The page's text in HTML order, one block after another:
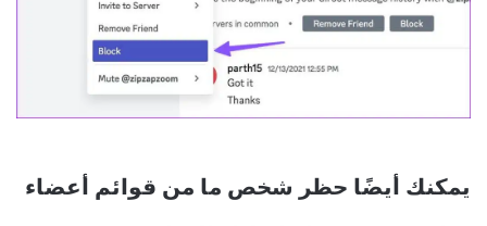
يمكنك أيضًا حظر شخص ما من قوائم أعضاء